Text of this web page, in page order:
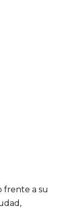
frente a su